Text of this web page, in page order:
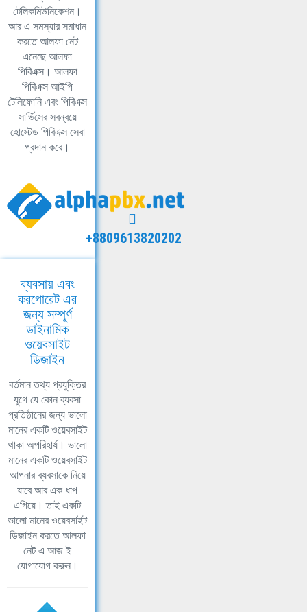
টেলিকমিউনিকেশন।
আর এ সমস্যার সমাধান
করতে আলফা নেট
এনেছে আলফা
পিবিএক্স। আলফা
পিবিএক্স আইপি
টেলিফোনি এবং পিবিএক্স
সার্ভিসের সবন্বয়ে
হোস্টেড পিবিএক্স সেবা
প্রদান করে।
+8809613820202
ব্যবসায় এবং
করপোরেট এর
জন্য সম্পূর্ণ
ডাইনামিক
ওয়েবসাইট
ডিজাইন
বর্তমান তথ্য প্রযুক্তির
যুগে যে কোন ব্যবসা
প্রতিষ্ঠানের জন্য ভালো
মানের একটি ওয়েবসাইট
থাকা অপরিহার্য। ভালো
মানের একটি ওয়েবসাইট
আপনার ব্যবসাকে নিয়ে
যাবে আর এক ধাপ
এগিয়ে। তাই একটি
ভালো মানের ওয়েবসাইট
ডিজাইন করতে আলফা
নেট এ আজ ই
যোগাযোগ করুন।